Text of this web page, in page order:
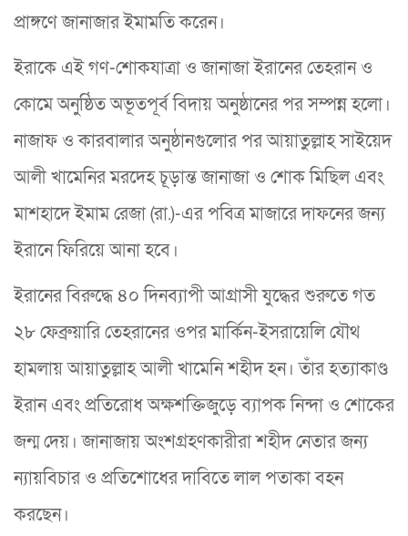
প্রাঙ্গণে জানাজার ইমামতি করেন।
ইরাকে এই গণ-শোকযাত্রা ও জানাজা ইরানের তেহরান ও
কোমে অনুষ্ঠিত অভূতপূর্ব বিদায় অনুষ্ঠানের পর সম্পন্ন হলো।
নাজাফ ও কারবালার অনুষ্ঠানগুলোর পর আয়াতুল্লাহ সাইয়েদ
আলী খামেনির মরদেহ চূড়ান্ত জানাজা ও শোক মিছিল এবং
মাশহাদে ইমাম রেজা (রা.)-এর পবিত্র মাজারে দাফনের জন্য
ইরানে ফিরিয়ে আনা হবে।
ইরানের বিরুদ্ধে ৪০ দিনব্যাপী আগ্রাসী যুদ্ধের শুরুতে গত
২৮ ফেব্রুয়ারি তেহরানের ওপর মার্কিন-ইসরায়েলি যৌথ
হামলায় আয়াতুল্লাহ আলী খামেনি শহীদ হন। তাঁর হত্যাকাণ্ড
ইরান এবং প্রতিরোধ অক্ষশক্তিজুড়ে ব্যাপক নিন্দা ও শোকের
জন্ম দেয়। জানাজায় অংশগ্রহণকারীরা শহীদ নেতার জন্য
ন্যায়বিচার ও প্রতিশোধের দাবিতে লাল পতাকা বহন
করছেন।